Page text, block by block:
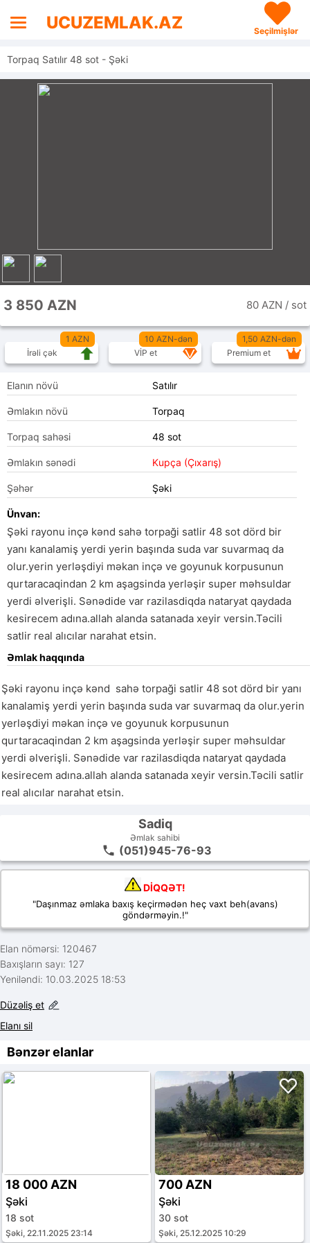
UCUZEMLAK.AZ Seçilmişlər
Torpaq Satılır 48 sot - Şəki
3 850 AZN 80 AZN / sot
1 AZN
İrəli çək
10 AZN-dən
VİP et
1,50 AZN-dən
Premium et
Elanın növü Satılır
Əmlakın növü Torpaq
Torpaq sahəsi 48 sot
Əmlakın sənədi Kupça (Çıxarış)
Şəhər Şəki
Ünvan:
Şəki rayonu inçə kənd sahə torpaği satlir 48 sot dörd bir
yanı kanalamiş yerdi yerin başında suda var suvarmaq da
olur.yerin yerləşdiyi məkan inçə ve goyunuk korpusunun
qurtaracaqindan 2 km aşagsinda yerləşir super məhsuldar
yerdi əlverişli. Sənədide var razilasdiqda nataryat qaydada
kesirecem adına.allah alanda satanada xeyir versin.Təcili
satlir real alıcılar narahat etsin.
Əmlak haqqında
Şəki rayonu inçə kənd  sahə torpaği satlir 48 sot dörd bir yanı
kanalamiş yerdi yerin başında suda var suvarmaq da olur.yerin
yerləşdiyi məkan inçə ve goyunuk korpusunun
qurtaracaqindan 2 km aşagsinda yerləşir super məhsuldar
yerdi əlverişli. Sənədide var razilasdiqda nataryat qaydada
kesirecem adına.allah alanda satanada xeyir versin.Təcili satlir
Sadiq
Əmlak sahibi
(051)945-76-93
DİQQƏT!
"Daşınmaz əmlaka baxış keçirmədən heç vaxt beh(avans)
göndərməyin.!"
Elan nömərsi: 120467
Baxışların sayı: 127
Yeniləndi: 10.03.2025 18:53
Düzəliş et
Elanı sil
Bənzər elanlar
18 000 AZN
Şəki
18 sot
Şəki, 22.11.2025 23:14
700 AZN
Şəki
30 sot
Şəki, 25.12.2025 10:29